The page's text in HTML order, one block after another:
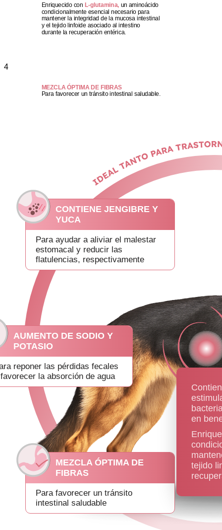
Enriquecido con L-glutamina, un aminoácido
condicionalmente esencial necesario para
mantener la integridad de la mucosa intestinal
y el tejido linfoide asociado al intestino
durante la recuperación entérica.
4
MEZCLA ÓPTIMA DE FIBRAS
Para favorecer un tránsito intestinal saludable.
CONTIENE JENGIBRE Y
YUCA
Para ayudar a aliviar el malestar
estomacal y reducir las
flatulencias, respectivamente
AUMENTO DE SODIO Y
POTASIO
reponer las pérdidas fecales
la absorción de agua
MEZCLA ÓPTIMA DE
FIBRAS
Para favorecer un tránsito
intestinal saludable
en
tejido